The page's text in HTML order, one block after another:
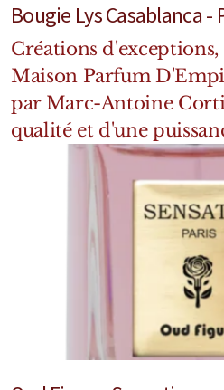
Bougie Lys Casablanca
Créations d'exceptions,
Maison Parfum
par Marc-Antoine
qualité et d'une